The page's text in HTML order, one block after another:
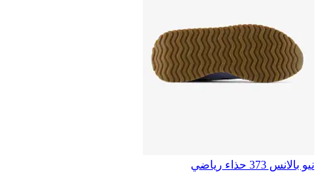
نيو بالانس 373 حذاء رياضي